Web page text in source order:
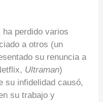
ha perdido varios
a otros (un
su renuncia a
Ultraman)
su infidelidad causó,
su trabajo y